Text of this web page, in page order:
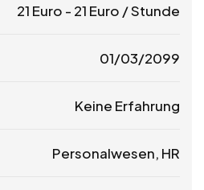
21 Euro - 21 Euro / Stunde
01/03/2099
Keine Erfahrung
Personalwesen, HR